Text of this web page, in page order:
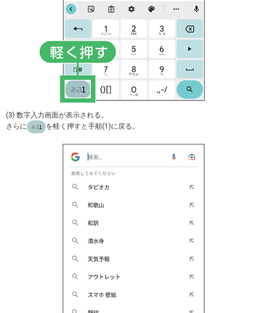
(3) 数字入力画面が表示される。
さらに
を軽く押すと手順(1)に戻る。